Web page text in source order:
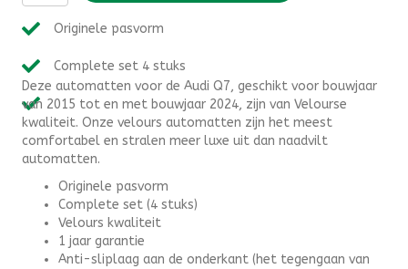
Q7
(2015-
-
Velours
aantal
Originele pasvorm
Complete set 4 stuks
Deze automatten voor de Audi Q7, geschikt voor bouwjaar
van 2015 tot en met bouwjaar 2024, zijn van Velourse
kwaliteit. Onze velours automatten zijn het meest
comfortabel en stralen meer luxe uit dan naadvilt
automatten.
Originele pasvorm
Complete set (4 stuks)
Velours kwaliteit
1 jaar garantie
Anti-sliplaag aan de onderkant (het tegengaan van